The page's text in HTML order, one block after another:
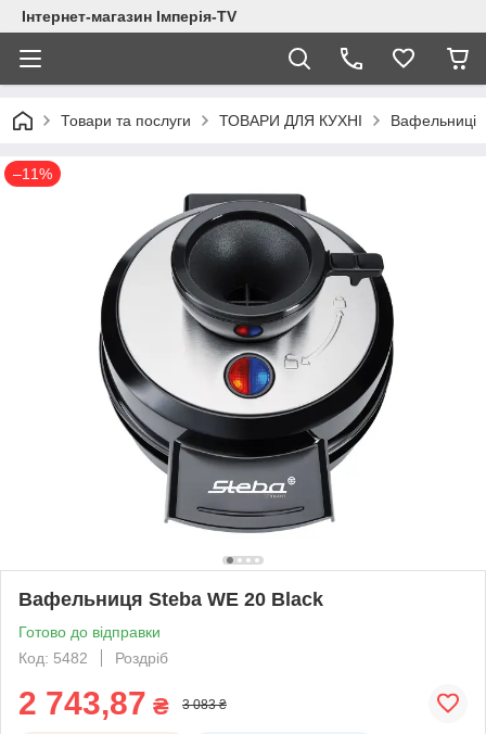
Інтернет-магазин Імперія-TV
Товари та послуги ТОВАРИ ДЛЯ КУХНІ Вафельниці
–11%
Вафельниця Steba WE 20 Black
Готово до відправки
Код: 5482
Роздріб
2 743,87 ₴ 3 083 ₴